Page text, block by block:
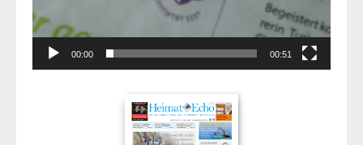
00:00 00:51